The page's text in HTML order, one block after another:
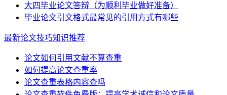
大四毕业论文答辩（为顺利毕业做好准备）
毕业论文引文格式最常见的引用方式有哪些
最新论文技巧知识推荐
论文如何引用文献不算查重
如何提高论文查重率
论文查重表格内容查吗